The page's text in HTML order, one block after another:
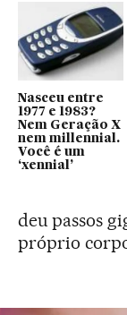
Nasceu entre
1977 e 1983?
Nem Geração X
nem millennial.
Você é um
‘xennial’
deu passos
próprio